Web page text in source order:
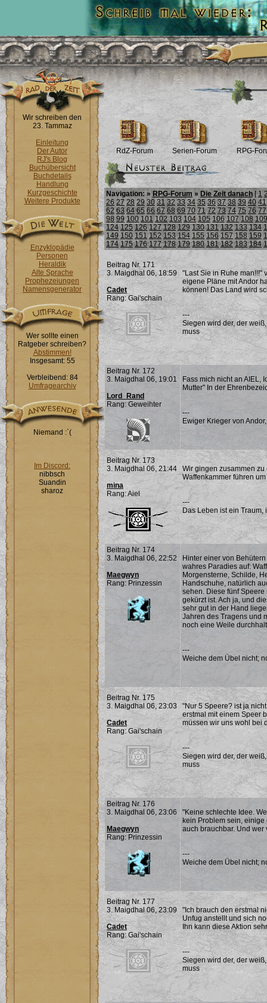
Wir schreiben den
23. Tammaz
Einleitung
Der Autor
RJ's Blog
Buchübersicht
Buchdetails
Handlung
Kurzgeschichte
Weitere Produkte
Enzyklopädie
Personen
Heraldik
Alte Sprache
Prophezeiungen
Namensgenerator
Wer sollte einen
Ratgeber schreiben?
Abstimmen!
Insgesamt: 55
Verbleibend: 84
Umfragearchiv
Niemand :`(
Im Discord:
nibbsch
Suandin
sharoz
RdZ-Forum Serien-Forum RPG-
Navigation: » RPG-Forum » Die Zeit danach [1
26 27 28 29 30 31 32 33 34 35 36 37 38 39 40 41
62 63 64 65 66 67 68 69 70 71 72 73 74 75 76 77
98 99 100 101 102 103 104 105 106 107 108 109
124 125 126 127 128 129 130 131 132 133 134
149 150 151 152 153 154 155 156 157 158 159
174 175 176 177 178 179 180 181 182 183 184
Beitrag Nr. 171
3. Maigdhal 06, 18:59
Cadet
Rang: Gai'schain
"Last Sie in Ruhe man!!!"
eigene Pläne mit Andor
können! Das Land wird
---
Siegen wird der, der
muss
Beitrag Nr. 172
3. Maigdhal 06, 19:01
Lord_Rand
Rang: Geweihter
Fass mich nicht an AIEL,
Mutter" In der
---
Ewiger Krieger von
Beitrag Nr. 173
3. Maigdhal 06, 21:44
mina
Rang: Aiel
Wir gingen zusammen
Waffenkammer führen
---
Das Leben ist ein
Beitrag Nr. 174
3. Maigdhal 06, 22:52
Maegwyn
Rang: Prinzessin
Hinter einer von
wahres Paradies auf:
Morgensterne, Schilde,
Handschuhe, natürlich
sehen. Diese fünf
gekürzt ist. Ach ja, und
sehr gut in der Hand
Jahren des Tragens und
noch eine Weile
---
Weiche dem Übel nicht;
Beitrag Nr. 175
3. Maigdhal 06, 23:03
Cadet
Rang: Gai'schain
"Nur 5 Speere? ist ja
erstmal mit einem Speer
müssen wir uns wohl bei
---
Siegen wird der, der
muss
Beitrag Nr. 176
3. Maigdhal 06, 23:06
Maegwyn
Rang: Prinzessin
"Keine schlechte Idee.
kein Problem sein,
auch brauchbar. Und wer
---
Weiche dem Übel nicht;
Beitrag Nr. 177
3. Maigdhal 06, 23:09
Cadet
Rang: Gai'schain
"Ich brauch den erstmal
Unfug anstellt und sich
Ihn kann diese Aktion
---
Siegen wird der, der
muss